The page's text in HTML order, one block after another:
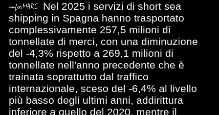
Nel 2025 i servizi di short sea
shipping in Spagna hanno trasportato
complessivamente 257,5 milioni di
tonnellate di merci, con una diminuzione
del -4,3% rispetto a 269,1 milioni di
tonnellate nell'anno precedente che è
trainata soprattutto dal traffico
internazionale, sceso del -6,4% al livello
più basso degli ultimi anni, addirittura
inferiore a quello del 2020, mentre il